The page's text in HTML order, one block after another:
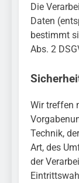
Die
Daten
bestimmt
Abs. 2
Wir treffen
Technik,
Art, des
der